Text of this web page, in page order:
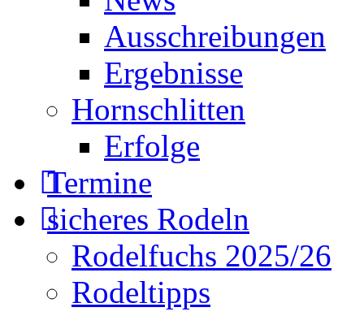
Ausschreibungen
Ergebnisse
Hornschlitten
Erfolge
Termine
sicheres Rodeln
Rodelfuchs 2025/26
Rodeltipps